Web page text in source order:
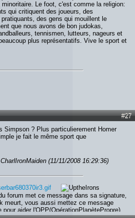
Le foot, c'est comme la religion:
qui critiquent des joueurs, des
des gens qui mouillent le
que nous avons de bon judokas,
tennismen, lutteurs, nageurs et
plus représentatifs. Vive le sport et
#27
Simpson ? Plus particulierement Homer
je fait le même sport que
(11/11/2008 16:29:36)
forum met ce message dans sa signature,
meurt, vous aussi mettez ce message
pour aider l'OPP(OpérationPlanètePropre)